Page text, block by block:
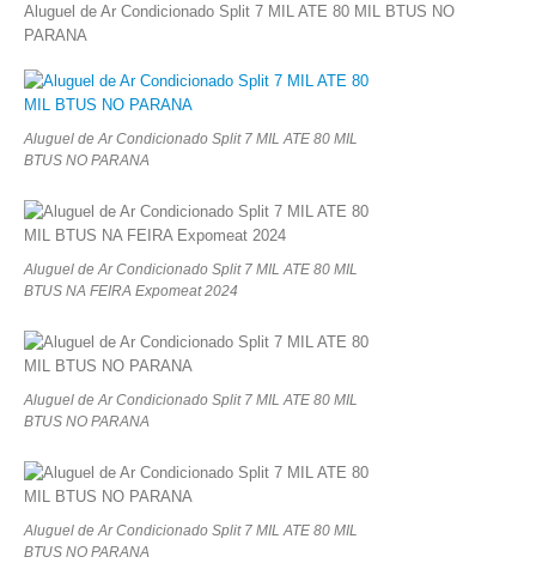
Aluguel de Ar Condicionado Split 7 MIL ATE 80 MIL BTUS NO
PARANA
Aluguel de Ar Condicionado Split 7 MIL ATE 80 MIL
BTUS NO PARANA
Aluguel de Ar Condicionado Split 7 MIL ATE 80 MIL
BTUS NA FEIRA Expomeat 2024
Aluguel de Ar Condicionado Split 7 MIL ATE 80 MIL
BTUS NO PARANA
Aluguel de Ar Condicionado Split 7 MIL ATE 80 MIL
BTUS NO PARANA